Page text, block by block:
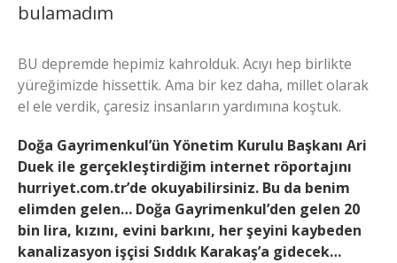
bulamadım
BU depremde hepimiz kahrolduk. Acıyı hep birlikte
yüreğimizde hissettik. Ama bir kez daha, millet olarak
el ele verdik, çaresiz insanların yardımına koştuk.
Doğa Gayrimenkul’ün Yönetim Kurulu Başkanı Ari
Duek ile gerçekleştirdiğim internet röportajını
hurriyet.com.tr’de okuyabilirsiniz. Bu da benim
elimden gelen… Doğa Gayrimenkul’den gelen 20
bin lira, kızını, evini barkını, her şeyini kaybeden
kanalizasyon işçisi Sıddık Karakaş’a gidecek…